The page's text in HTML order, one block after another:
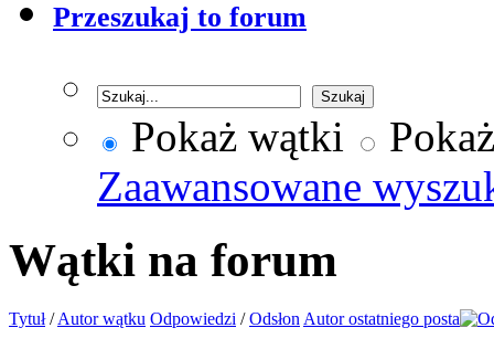
Przeszukaj to forum
Pokaż wątki
Zaawansowane
Wątki na forum
Tytuł/Autor wątku Odpowiedzi /Odsłon Autor ostatniego posta